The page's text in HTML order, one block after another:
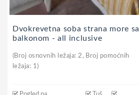
Dvokrevetna soba strana more sa
balkonom - all inclusive
(Broj osnovnih ležaja: 2, Broj pomoćnih
ležaja: 1)